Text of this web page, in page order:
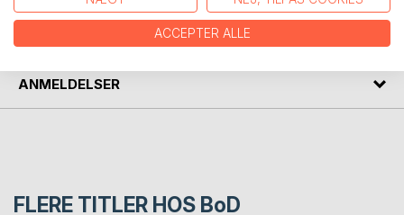
ANMELDELSER
FLERE TITLER HOS BoD
ACCEPTER ALLE